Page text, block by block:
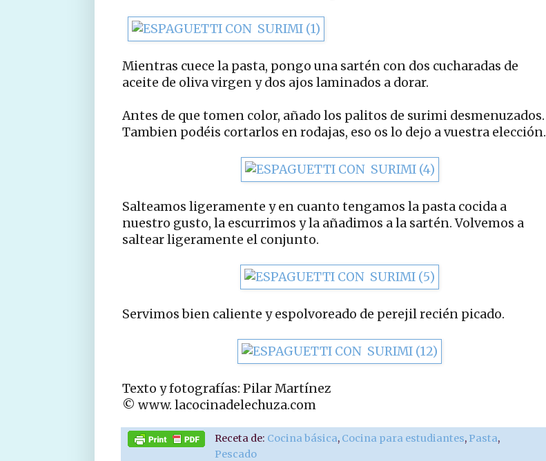
Mientras cuece la pasta, pongo una sartén con dos cucharadas de
aceite de oliva virgen y dos ajos laminados a dorar.
Antes de que tomen color, añado los palitos de surimi desmenuzados.
Tambien podéis cortarlos en rodajas, eso os lo dejo a vuestra elección.
Salteamos ligeramente y en cuanto tengamos la pasta cocida a
nuestro gusto, la escurrimos y la añadimos a la sartén. Volvemos a
saltear ligeramente el conjunto.
Servimos bien caliente y espolvoreado de perejil recién picado.
Texto y fotografías: Pilar Martínez
© www. lacocinadelechuza.com
Receta de: Cocina básica, Cocina para estudiantes, Pasta,
Pescado